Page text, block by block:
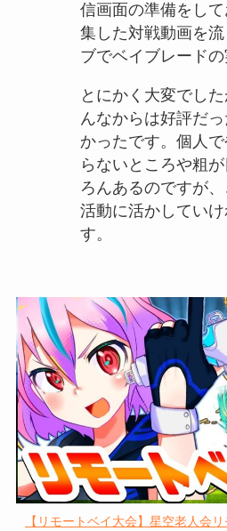
信画面の準備をし
集した対戦動画を
ブでベイブレードの
とにかく大変でし
んなからは好評だ
かったです。個人
らないところや粗
ろんあるのですが
活動に活かしてい
す。
【リモートベイ大会】星空老人会